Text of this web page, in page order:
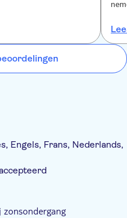
deel uit van het verhaal – let
Engels, Frans, Nederlands,